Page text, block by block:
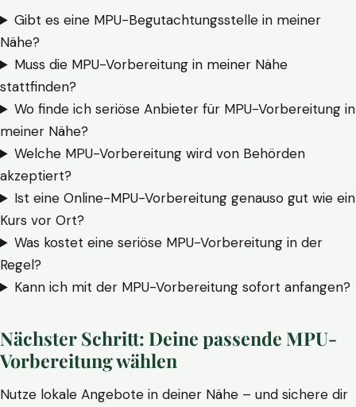
Gibt es eine MPU-Begutachtungsstelle in meiner
Nähe?
Muss die MPU-Vorbereitung in meiner Nähe
stattfinden?
Wo finde ich seriöse Anbieter für MPU-Vorbereitung in
meiner Nähe?
Welche MPU-Vorbereitung wird von Behörden
akzeptiert?
Ist eine Online-MPU-Vorbereitung genauso gut wie ein
Kurs vor Ort?
Was kostet eine seriöse MPU-Vorbereitung in der
Regel?
Kann ich mit der MPU-Vorbereitung sofort anfangen?
Nächster Schritt: Deine passende MPU-
Vorbereitung wählen
Nutze lokale Angebote in deiner Nähe – und sichere dir